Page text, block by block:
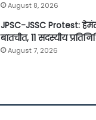
August 8, 2026
JPSC-JSSC Protest:
बातचीत, 11 सदस्यीय
August 7, 2026